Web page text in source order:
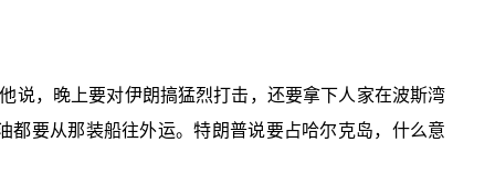
，晚上要对伊朗搞猛烈打击，还要拿下人家在波斯湾
要从那装船往外运。特朗普说要占哈尔克岛，什么意